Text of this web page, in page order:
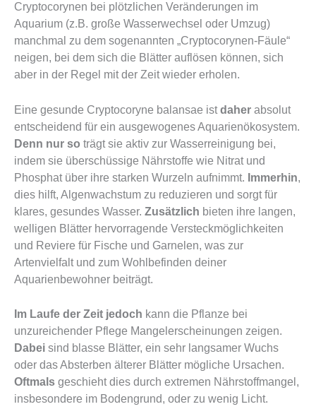
Cryptocorynen bei plötzlichen Veränderungen im
Aquarium (z.B. große Wasserwechsel oder Umzug)
manchmal zu dem sogenannten „Cryptocorynen-Fäule“
neigen, bei dem sich die Blätter auflösen können, sich
aber in der Regel mit der Zeit wieder erholen.
Eine gesunde Cryptocoryne balansae istdaher absolut
entscheidend für ein ausgewogenes Aquarienökosystem.
Denn nur so trägt sie aktiv zur Wasserreinigung bei,
indem sie überschüssige Nährstoffe wie Nitrat und
Phosphat über ihre starken Wurzeln aufnimmt. Immerhin,
dies hilft, Algenwachstum zu reduzieren und sorgt für
klares, gesundes Wasser. Zusätzlich bieten ihre langen,
welligen Blätter hervorragende Versteckmöglichkeiten
und Reviere für Fische und Garnelen, was zur
Artenvielfalt und zum Wohlbefinden deiner
Aquarienbewohner beiträgt.
Im Laufe der Zeit jedoch kann die Pflanze bei
unzureichender Pflege Mangelerscheinungen zeigen.
Dabei sind blasse Blätter, ein sehr langsamer Wuchs
oder das Absterben älterer Blätter mögliche Ursachen.
Oftmals geschieht dies durch extremen Nährstoffmangel,
insbesondere im Bodengrund, oder zu wenig Licht.